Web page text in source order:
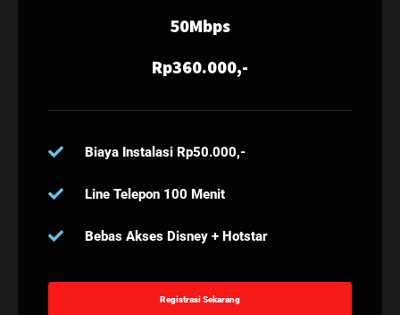
50Mbps
Rp360.000,-
Biaya Instalasi Rp50.000,-
Line Telepon 100 Menit
Bebas Akses Disney + Hotstar
Registrasi Sekarang